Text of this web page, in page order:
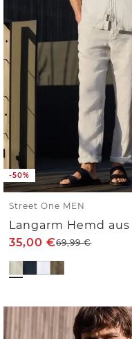
-50%
Street One MEN
Langarm Hemd
35,00€69,99€